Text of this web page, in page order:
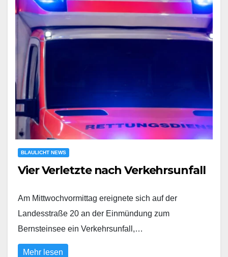
BLAULICHT NEWS
Vier Verletzte nach Verkehrsunfall
Am Mittwochvormittag ereignete sich auf der
Landesstraße 20 an der Einmündung zum
Bernsteinsee ein Verkehrsunfall,…
Mehr lesen